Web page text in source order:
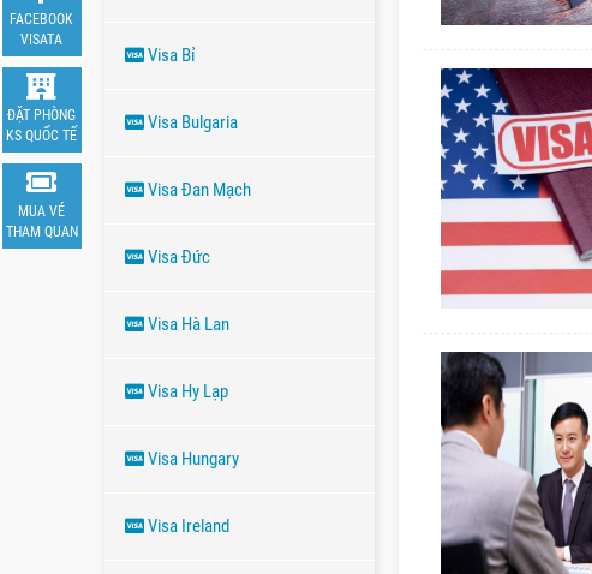
Visa Bỉ
Visa Bulgaria
Visa Đan Mạch
Visa Đức
Visa Hà Lan
Visa Hy Lạp
Visa Hungary
Visa Ireland
FACEBOOK
VISATA
ĐẶT PHÒNG
KS QUỐC TẾ
MUA VÉ
THAM QUAN